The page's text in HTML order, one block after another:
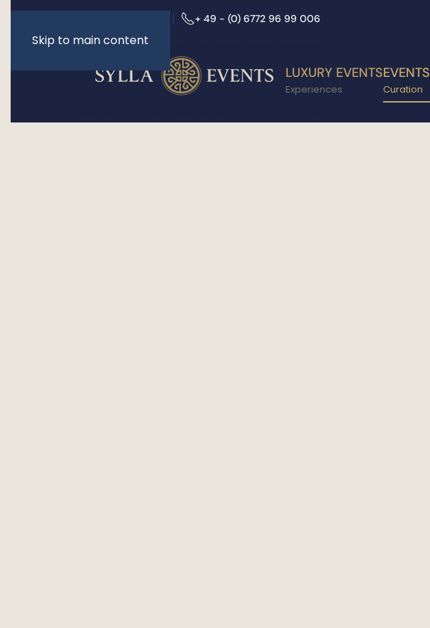
Skip to main content
+ 49 - (0) 6772 96 99 006
LUXURY EVENTS
Experiences
EVENTS
Curation